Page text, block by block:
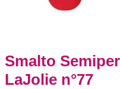
Smalto
LaJolie n°77